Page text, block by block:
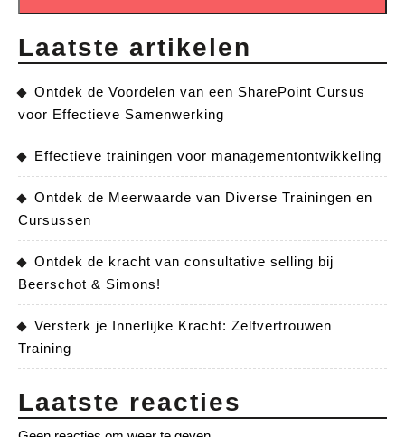
Laatste artikelen
Ontdek de Voordelen van een SharePoint Cursus
voor Effectieve Samenwerking
Effectieve trainingen voor managementontwikkeling
Ontdek de Meerwaarde van Diverse Trainingen en
Cursussen
Ontdek de kracht van consultative selling bij
Beerschot & Simons!
Versterk je Innerlijke Kracht: Zelfvertrouwen
Training
Laatste reacties